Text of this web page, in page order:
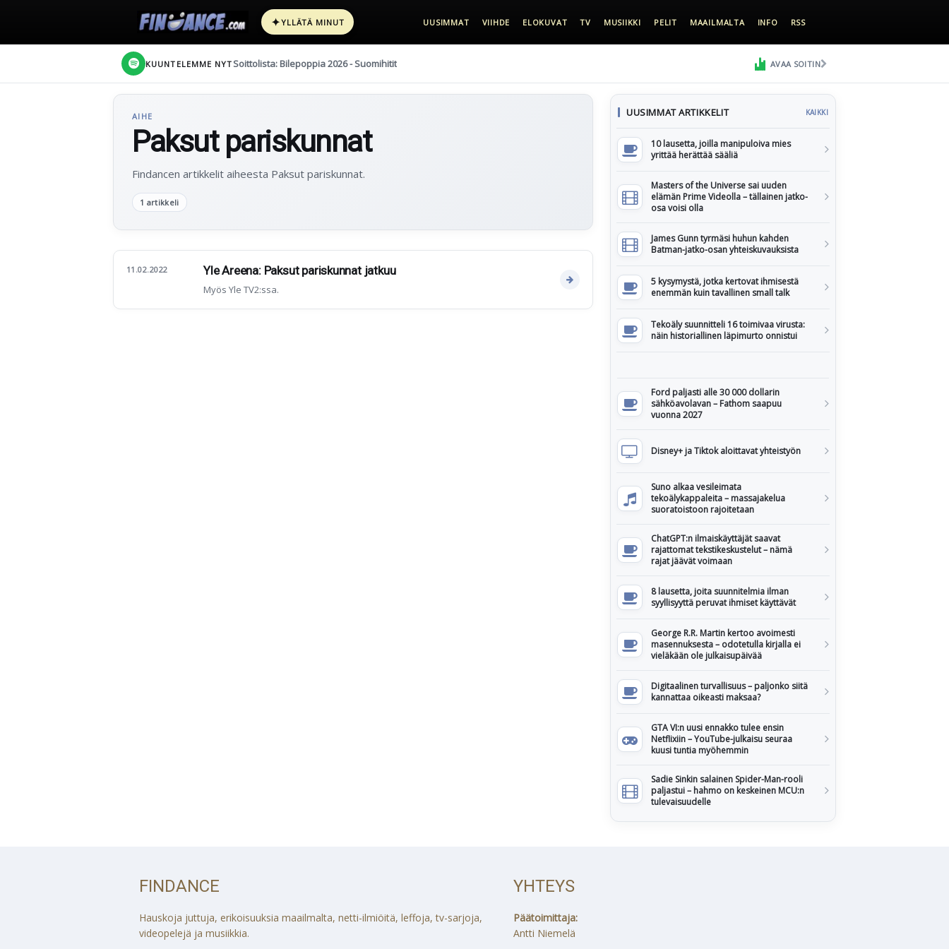
✦YLLÄTÄ MINUT UUSIMMAT VIIHDE ELOKUVAT TV MUSIIKKI PELIT MAAILMALTA INFO RSS
KUUNTELEMME NYT Soittolista: Bilepoppia 2026 - Suomihitit AVAA SOITIN
AIHE
Paksut pariskunnat
Findancen artikkelit aiheesta Paksut pariskunnat.
1 artikkeli
11.02.2022 Yle Areena: Paksut pariskunnat jatkuu
Myös Yle TV2:ssa.
UUSIMMAT ARTIKKELIT KAIKKI
10 lausetta, joilla manipuloiva mies
yrittää herättää sääliä
Masters of the Universe sai uuden
elämän Prime Videolla – tällainen jatko-
osa voisi olla
James Gunn tyrmäsi huhun kahden
Batman-jatko-osan yhteiskuvauksista
5 kysymystä, jotka kertovat ihmisestä
enemmän kuin tavallinen small talk
Tekoäly suunnitteli 16 toimivaa virusta:
näin historiallinen läpimurto onnistui
Ford paljasti alle 30 000 dollarin
sähköavolavan – Fathom saapuu
vuonna 2027
Disney+ ja Tiktok aloittavat yhteistyön
Suno alkaa vesileimata
tekoälykappaleita – massajakelua
suoratoistoon rajoitetaan
ChatGPT:n ilmaiskäyttäjät saavat
rajattomat tekstikeskustelut – nämä
rajat jäävät voimaan
8 lausetta, joita suunnitelmia ilman
syyllisyyttä peruvat ihmiset käyttävät
George R.R. Martin kertoo avoimesti
masennuksesta – odotetulla kirjalla ei
vieläkään ole julkaisupäivää
Digitaalinen turvallisuus – paljonko siitä
kannattaa oikeasti maksaa?
GTA VI:n uusi ennakko tulee ensin
Netflixiin – YouTube-julkaisu seuraa
kuusi tuntia myöhemmin
Sadie Sinkin salainen Spider-Man-rooli
paljastui – hahmo on keskeinen MCU:n
tulevaisuudelle
FINDANCE
Hauskoja juttuja, erikoisuuksia maailmalta, netti-ilmiöitä, leffoja, tv-sarjoja,
videopelejä ja musiikkia.
YHTEYS
Päätoimittaja:
Antti Niemelä